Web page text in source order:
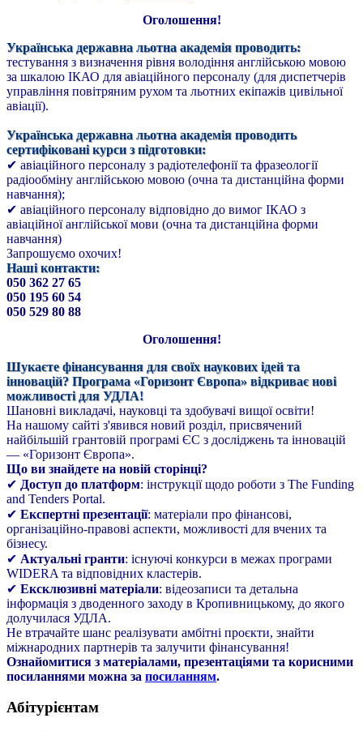
Оголошення!
Українська державна льотна академія проводить:
тестування з визначення рівня володіння англійською мовою
за шкалою ІКАО для авіаційного персоналу (для диспетчерів
управління повітряним рухом та льотних екіпажів цивільної
авіації).
Українська державна льотна академія проводить
сертифіковані курси з підготовки:
✔ авіаційного персоналу з радіотелефонії та фразеології
радіообміну англійською мовою (очна та дистанційна форми
навчання);
✔ авіаційного персоналу відповідно до вимог ІКАО з
авіаційної англійської мови (очна та дистанційна форми
навчання)
Запрошуємо охочих!
Наші контакти:
050 362 27 65
050 195 60 54
050 529 80 88
Оголошення!
Шукаєте фінансування для своїх наукових ідей та
інновацій? Програма «Горизонт Європа» відкриває нові
можливості для УДЛА!
Шановні викладачі, науковці та здобувачі вищої освіти!
На нашому сайті з'явився новий розділ, присвячений
найбільшій грантовій програмі ЄС з досліджень та інновацій
— «Горизонт Європа».
Що ви знайдете на новій сторінці?
✔ Доступ до платформ: інструкції щодо роботи з The Funding
and Tenders Portal.
✔ Експертні презентації: матеріали про фінансові,
організаційно-правові аспекти, можливості для вчених та
бізнесу.
✔ Актуальні гранти: існуючі конкурси в межах програми
WIDERA та відповідних кластерів.
✔ Ексклюзивні матеріали: відеозаписи та детальна
інформація з дводенного заходу в Кропивницькому, до якого
долучилася УДЛА.
Не втрачайте шанс реалізувати амбітні проєкти, знайти
міжнародних партнерів та залучити фінансування!
Ознайомитися з матеріалами, презентаціями та корисними
посиланнями можна за посиланням.
Абітурієнтам